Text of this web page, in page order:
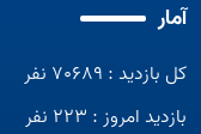
آمار
کل بازدید : 70689 نفر
بازدید امروز : 223 نفر